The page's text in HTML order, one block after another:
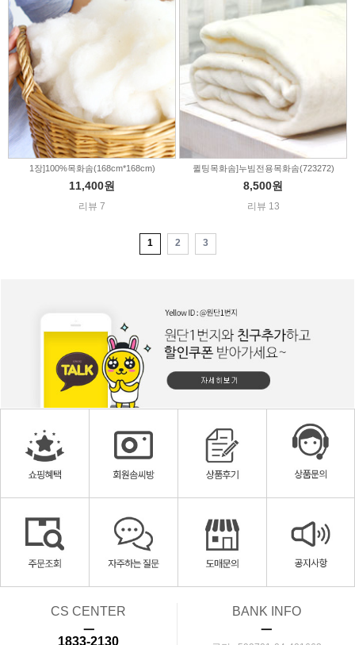
1장]100%목화솜(168cm*168cm)
11,400원
리뷰 7
퀼팅목화솜]누빔전용목화솜(723272)
8,500원
리뷰 13
1 2 3
CS CENTER
ㅡ
1833-2130
BANK INFO
ㅡ